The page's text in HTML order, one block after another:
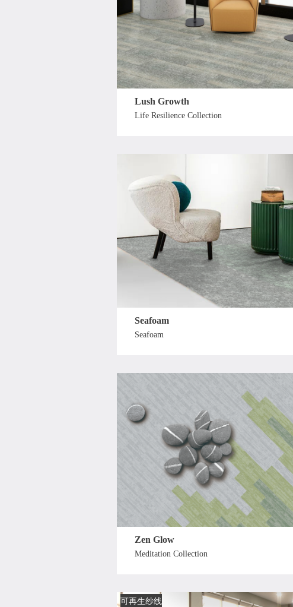
Lush Growth
Life Resilience Collection
Seafoam
Seafoam
Zen Glow
Meditation Collection
可再生纱线